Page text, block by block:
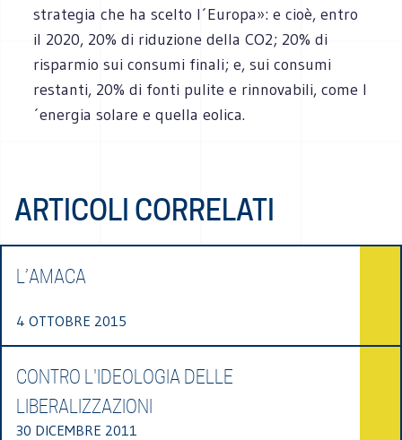
strategia che ha scelto l´Europa»: e cioè, entro
il 2020, 20% di riduzione della CO2; 20% di
risparmio sui consumi finali; e, sui consumi
restanti, 20% di fonti pulite e rinnovabili, come l
´energia solare e quella eolica.
ARTICOLI CORRELATI
L’AMACA
4 OTTOBRE 2015
CONTRO L'IDEOLOGIA DELLE
LIBERALIZZAZIONI
30 DICEMBRE 2011